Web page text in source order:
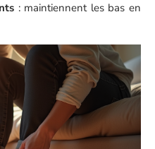
: maintiennent les bas en